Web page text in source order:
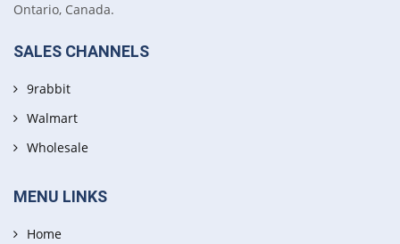
Ontario, Canada.
SALES CHANNELS
9rabbit
Walmart
Wholesale
MENU LINKS
Home